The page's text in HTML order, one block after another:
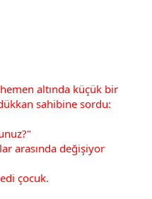
hemen altında küçük bir
sahibine sordu:
arasında değişiyor
çocuk.